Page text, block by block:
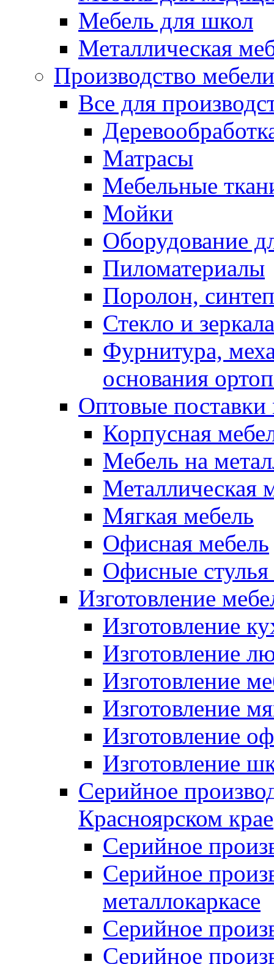
Мебель для школ
Металлическая
Производство мебели
Все для
Матрасы
Мебельные
Мойки
Оборудование
Пиломатериалы
Поролон,
Стекло и зеркала
Фурнитура,
основания
Оптовые поставки
Корпусная
Мебель на
Металлическая
Мягкая мебель
Офисная мебель
Офисные стулья
Изготовление
Изготовление
Изготовление
Изготовление
Изготовление
Изготовление
Изготовление
Серийное
Красноярском крае
Серийное
Серийное
металлокаркасе
Серийное
Серийное